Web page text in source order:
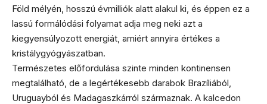
Föld mélyén, hosszú évmilliók alatt alakul ki, és éppen ez a
lassú formálódási folyamat adja meg neki azt a
kiegyensúlyozott energiát, amiért annyira értékes a
kristálygyógyászatban.
Természetes előfordulása szinte minden kontinensen
megtalálható, de a legértékesebb darabok Brazíliából,
Uruguayból és Madagaszkárról származnak. A kalcedon